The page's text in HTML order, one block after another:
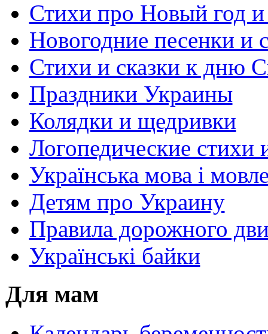
Стихи про Новый год
Новогодние песенки и
Стихи и сказки к дню
Праздники Украины
Колядки и щедривки
Логопедические стихи
Українська мова і
Детям про Украину
Правила дорожного
Українські байки
Для мам